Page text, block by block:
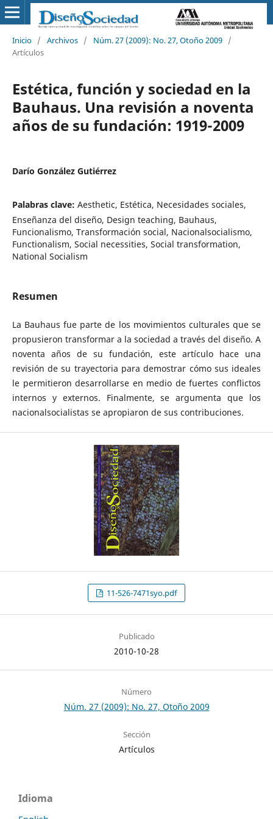
Inicio / Archivos / Núm. 27 (2009): No. 27, Otoño 2009 /
Artículos
Estética, función y sociedad en la
Bauhaus. Una revisión a noventa
años de su fundación: 1919-2009
Darío González Gutiérrez
Palabras clave: Aesthetic, Estética, Necesidades sociales,
Enseñanza del diseño, Design teaching, Bauhaus,
Funcionalismo, Transformación social, Nacionalsocialismo,
Functionalism, Social necessities, Social transformation,
National Socialism
Resumen
La Bauhaus fue parte de los movimientos culturales que se
propusieron transformar a la sociedad a través del diseño. A
noventa años de su fundación, este artículo hace una
revisión de su trayectoria para demostrar cómo sus ideales
le permitieron desarrollarse en medio de fuertes conflictos
internos y externos. Finalmente, se argumenta que los
nacionalsocialistas se apropiaron de sus contribuciones.
11-526-7471syo.pdf
Publicado
2010-10-28
Número
Núm. 27 (2009): No. 27, Otoño 2009
Sección
Artículos
Idioma